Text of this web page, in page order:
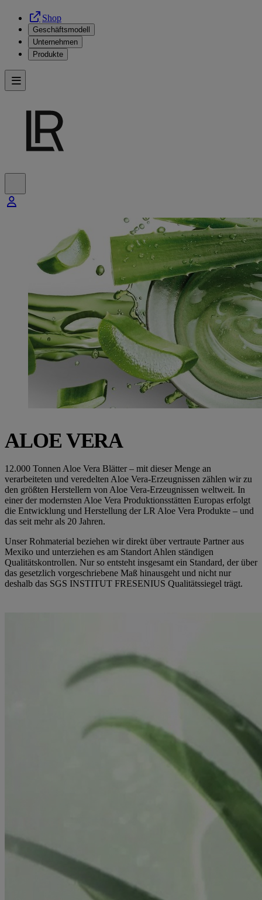
Shop
Geschäftsmodell
Unternehmen
Produkte
ALOE VERA
12.000 Tonnen Aloe Vera Blätter – mit dieser Menge an
verarbeiteten und veredelten Aloe Vera-Erzeugnissen zählen wir zu
den größten Herstellern von Aloe Vera-Erzeugnissen weltweit. In
einer der modernsten Aloe Vera Produktionsstätten Europas erfolgt
die Entwicklung und Herstellung der LR Aloe Vera Produkte – und
das seit mehr als 20 Jahren.
Unser Rohmaterial beziehen wir direkt über vertraute Partner aus
Mexiko und unterziehen es am Standort Ahlen ständigen
Qualitätskontrollen. Nur so entsteht insgesamt ein Standard, der über
das gesetzlich vorgeschriebene Maß hinausgeht und nicht nur
deshalb das SGS INSTITUT FRESENIUS Qualitätssiegel trägt.